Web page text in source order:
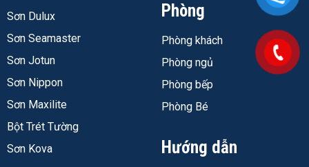
Sơn Dulux
Sơn Seamaster
Sơn Jotun
Sơn Nippon
Sơn Maxilite
Bột Trét Tường
Sơn Kova
Phòng
Phòng khách
Phòng ngủ
Phòng bếp
Phòng Bé
Hướng dẫn